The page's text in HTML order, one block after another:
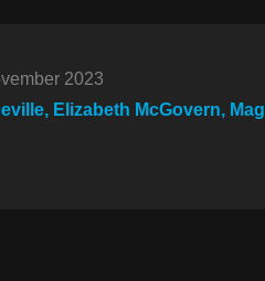
2023
Elizabeth McGovern,